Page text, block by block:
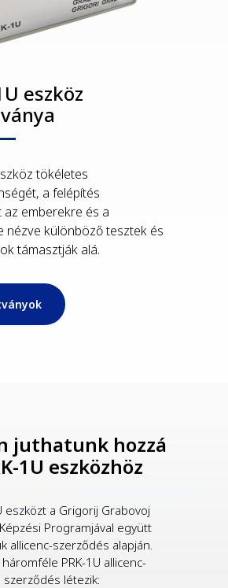
tökéletes
a felépítés
emberekre és a
nézve különböző tesztek és
támasztják alá.
eszköz
eszközt a Grigorij Grabovoj
Programjával együtt
allicenc-szerződés alapján.
háromféle PRK-1U allicenc-
szerződés létezik:
juthatunk hozzá
1U eszközhöz